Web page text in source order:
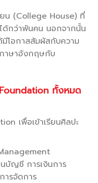
น (College House) ที่
ด้กว่าพันคน นอกจากนั้น
โอกาสสัมผัสกับความ
าษาอังกฤษกับ
ทั้งหมด
เพื่อเข้าเรียนศิลปะ
บัญชี การเงินการ
ารจัดการ